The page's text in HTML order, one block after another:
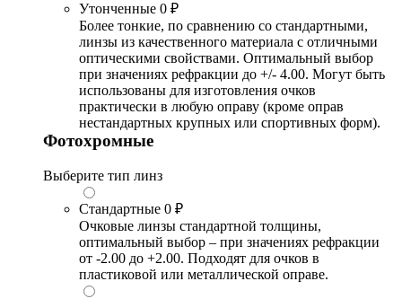
Утонченные 0 ₽
Более тонкие, по сравнению со стандартными,
линзы из качественного материала с отличными
оптическими свойствами. Оптимальный выбор
при значениях рефракции до +/- 4.00. Могут быть
использованы для изготовления очков
практически в любую оправу (кроме оправ
нестандартных крупных или спортивных форм).
Фотохромные
Выберите тип линз
Стандартные 0 ₽
Очковые линзы стандартной толщины,
оптимальный выбор – при значениях рефракции
от -2.00 до +2.00. Подходят для очков в
пластиковой или металлической оправе.